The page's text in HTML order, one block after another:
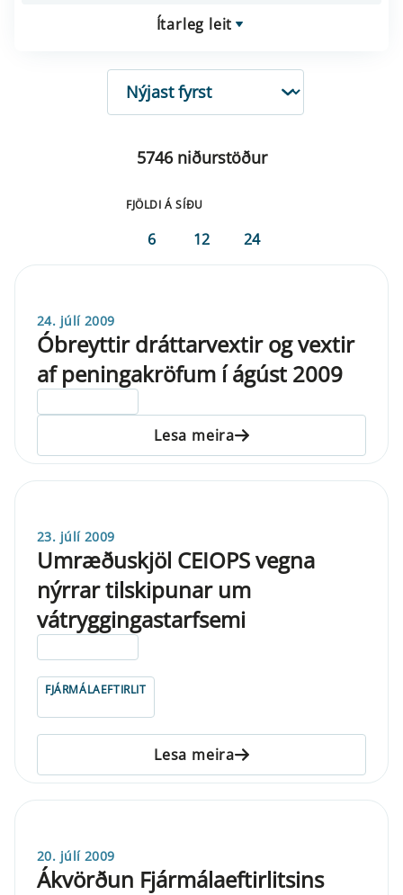
Ítarleg leit
RÖÐUN
5746 niðurstöður
FJÖLDI Á SÍÐU
6 12 24
24. júlí 2009
Óbreyttir dráttarvextir og vextir
af peningakröfum í ágúst 2009
Lesa meira
23. júlí 2009
Umræðuskjöl CEIOPS vegna
nýrrar tilskipunar um
vátryggingastarfsemi
FJÁRMÁLAEFTIRLIT
Lesa meira
20. júlí 2009
Ákvörðun Fjármálaeftirlitsins